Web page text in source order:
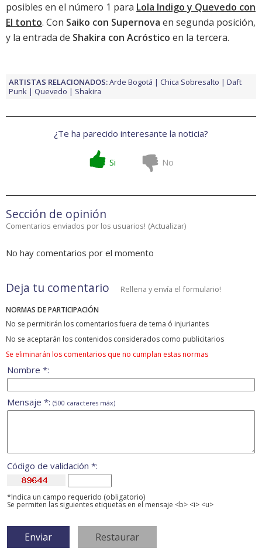
posibles en el número 1 para Lola Indigo y Quevedo con
El tonto. Con Saiko con Supernova en segunda posición,
y la entrada de Shakira con Acróstico en la tercera.
ARTISTAS RELACIONADOS:Arde Bogotá Chica Sobresalto
Daft
Punk
Quevedo Shakira
¿Te ha parecido interesante la noticia?
Si No
Sección de opinión
Comentarios enviados por los usuarios! (Actualizar)
No hay comentarios por el momento
Deja tu comentario Rellena y envía el formulario!
NORMAS DE PARTICIPACIÓN
No se permitirán los comentarios fuera de tema ó injuriantes
No se aceptarán los contenidos considerados como publicitarios
Se eliminarán los comentarios que no cumplan estas normas
Nombre *:
Mensaje *: (500 caracteres máx)
Código de validación *:
*Indica un campo requerido (obligatorio)
Se permiten las siguientes etiquetas en el mensaje <b> <i> <u>